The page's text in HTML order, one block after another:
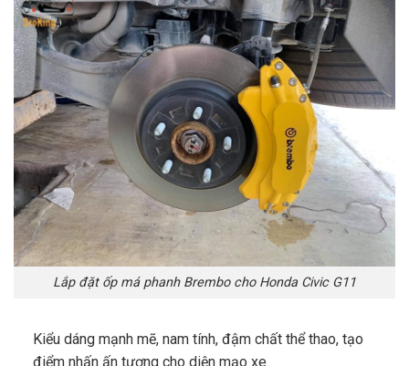
Lắp đặt ốp má phanh Brembo cho Honda Civic G11
Kiểu dáng mạnh mẽ, nam tính, đậm chất thể thao, tạo
điểm nhấn ấn tượng cho diện mạo xe.